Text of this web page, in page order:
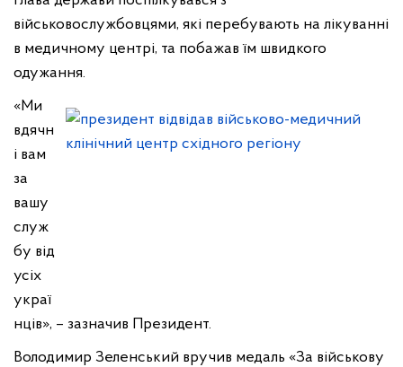
військовослужбовцями, які перебувають на лікуванні
в медичному центрі, та побажав їм швидкого
одужання.
«Ми
вдячн
і вам
за
вашу
служ
бу від
усіх
украї
нців», – зазначив Президент.
Володимир Зеленський вручив медаль «За військову